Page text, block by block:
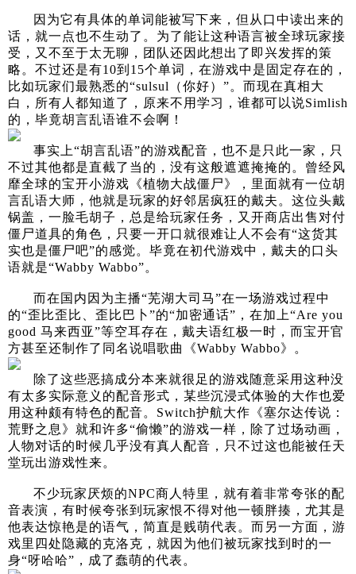
因为它有具体的单词能被写下来，但从口中读出来的
话，就一点也不生动了。为了能让这种语言被全球玩家接
受，又不至于太无聊，团队还因此想出了即兴发挥的策
略。不过还是有10到15个单词，在游戏中是固定存在的，
比如玩家们最熟悉的“sulsul（你好）”。而现在真相大
白，所有人都知道了，原来不用学习，谁都可以说Simlish
的，毕竟胡言乱语谁不会啊！
事实上“胡言乱语”的游戏配音，也不是只此一家，只
不过其他都是直截了当的，没有这般遮遮掩掩的。曾经风
靡全球的宝开小游戏《植物大战僵尸》，里面就有一位胡
言乱语大师，他就是玩家的好邻居疯狂的戴夫。这位头戴
锅盖，一脸毛胡子，总是给玩家任务，又开商店出售对付
僵尸道具的角色，只要一开口就很难让人不会有“这货其
实也是僵尸吧”的感觉。毕竟在初代游戏中，戴夫的口头
语就是“Wabby Wabbo”。
而在国内因为主播“芜湖大司马”在一场游戏过程中
的“歪比歪比、歪比巴卜”的“加密通话”，在加上“Are you
good 马来西亚”等空耳存在，戴夫语红极一时，而宝开官
方甚至还制作了同名说唱歌曲《Wabby Wabbo》。
除了这些恶搞成分本来就很足的游戏随意采用这种没
有太多实际意义的配音形式，某些沉浸式体验的大作也爱
用这种颇有特色的配音。Switch护航大作《塞尔达传说：
荒野之息》就和许多“偷懒”的游戏一样，除了过场动画，
人物对话的时候几乎没有真人配音，只不过这也能被任天
堂玩出游戏性来。
不少玩家厌烦的NPC商人特里，就有着非常夸张的配
音表演，有时候夸张到玩家恨不得对他一顿胖揍，尤其是
他表达惊艳是的语气，简直是贱萌代表。而另一方面，游
戏里四处隐藏的克洛克，就因为他们被玩家找到时的一
身“呀哈哈”，成了蠢萌的代表。